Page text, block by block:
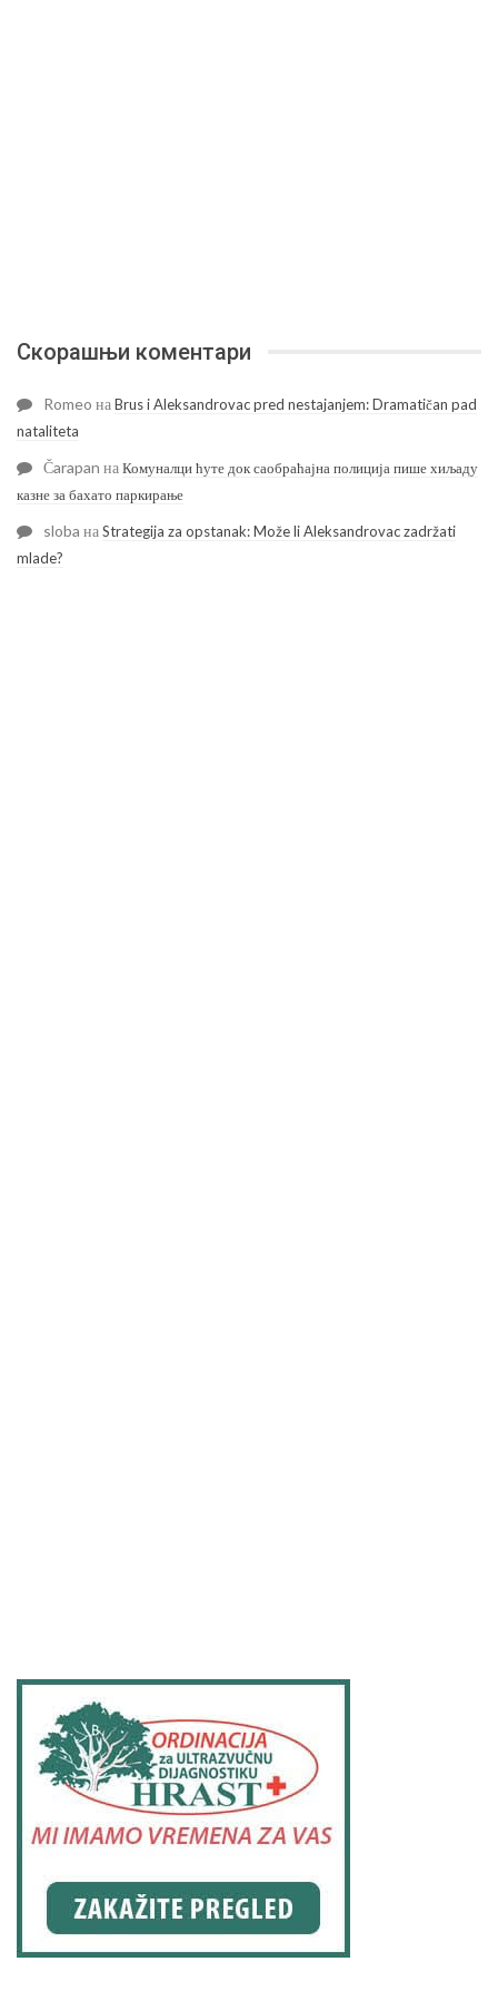
Скорашњи коментари
Romeo наBrus i Aleksandrovac pred nestajanjem: Dramatičan pad
nataliteta
Čarapan наКомуналци ћуте док саобраћајна полиција пише хиљаду
казне за бахато паркирање
sloba наStrategija za opstanak: Može li Aleksandrovac zadržati
mlade?